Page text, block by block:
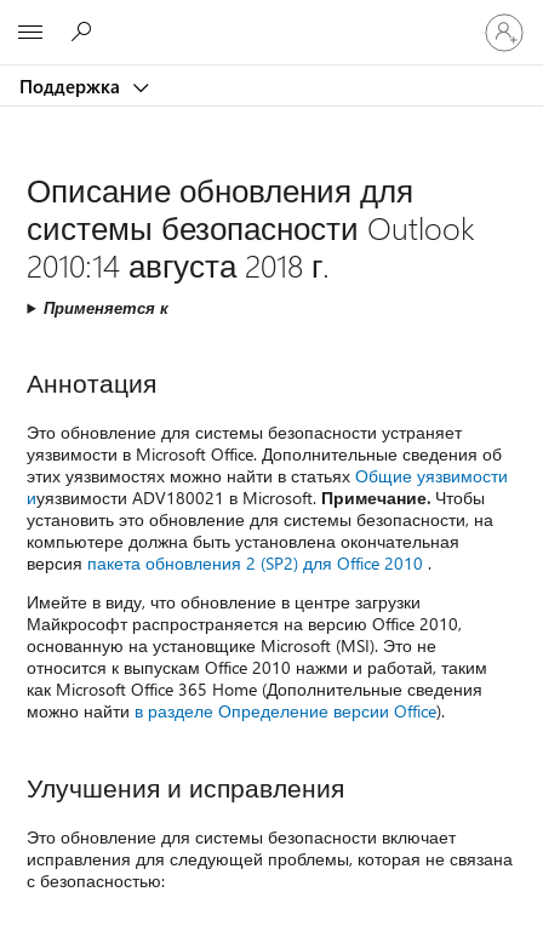
Поддержка
Описание обновления для
системы безопасности Outlook
2010:14 августа 2018 г.
Применяется к
Аннотация
Это обновление для системы безопасности устраняет
уязвимости в Microsoft Office. Дополнительные сведения об
этих уязвимостях можно найти в статьяхОбщие уязвимости
иуязвимости ADV180021 в Microsoft. Примечание. Чтобы
установить это обновление для системы безопасности, на
компьютере должна быть установлена окончательная
версия пакета обновления 2 (SP2) для Office 2010 .
Имейте в виду, что обновление в центре загрузки
Майкрософт распространяется на версию Office 2010,
основанную на установщике Microsoft (MSI). Это не
относится к выпускам Office 2010 нажми и работай, таким
как Microsoft Office 365 Home (Дополнительные сведения
можно найти в разделе Определение версии Office).
Улучшения и исправления
Это обновление для системы безопасности включает
исправления для следующей проблемы, которая не связана
с безопасностью: